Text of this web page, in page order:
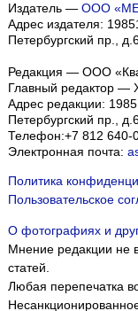
Издатель — ООО
Адрес издателя:
Петербургский пр.,
Редакция — ООО
Главный редактор —
Адрес редакции:
Петербургский пр.,
Телефон:+7 812 640-
Электронная почта:
Политика
Пользовательское
О фотографиях и
Мнение редакции не
статей.
Любая перепечатка